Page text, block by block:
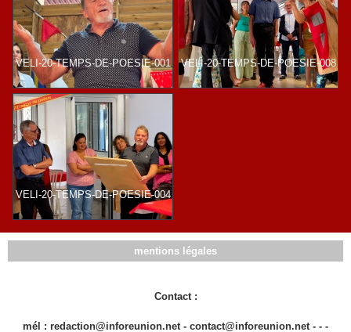
VELI-20-TEMPS-DE-POESIE-001 VELI-20-TEMPS-DE-POESIE-008
VELI-20-TEMPS-DE-POESIE-004
mentions légales
Contact :
mél : redaction@inforeunion.net - contact@inforeunion.net - - -